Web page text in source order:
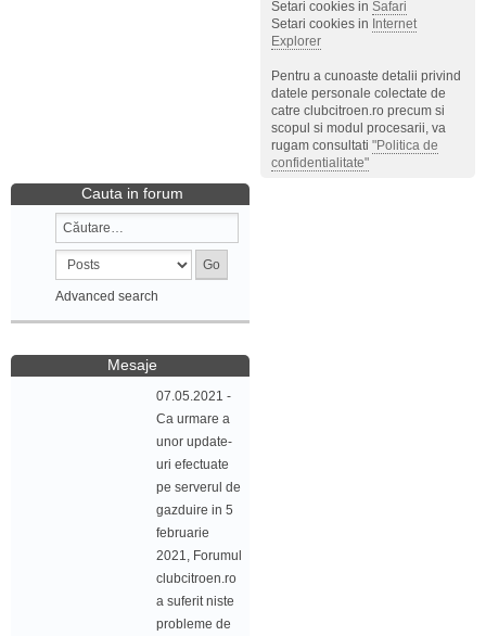
Setari cookies in Safari
Setari cookies in Internet
Explorer
Pentru a cunoaste detalii privind
datele personale colectate de
catre clubcitroen.ro precum si
scopul si modul procesarii, va
rugam consultati "Politica de
confidentialitate"
Cauta in forum
Advanced search
Mesaje
07.05.2021 -
Ca urmare a
unor update-
uri efectuate
pe serverul de
gazduire in 5
februarie
2021, Forumul
clubcitroen.ro
a suferit niste
probleme de